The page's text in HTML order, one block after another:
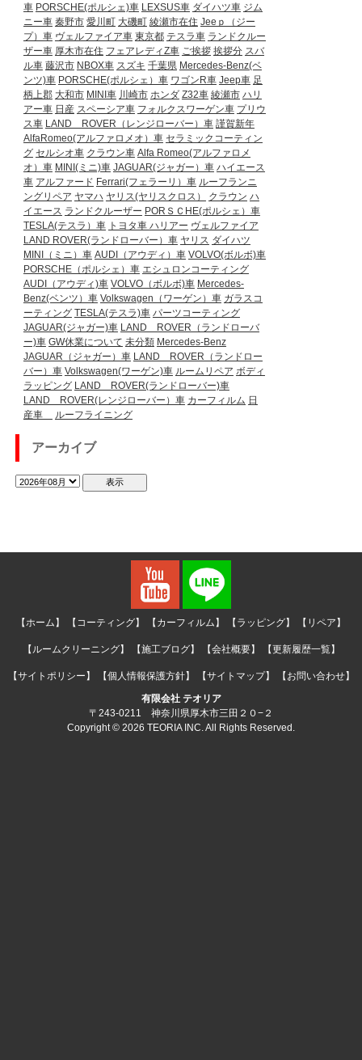
車 PORSCHE(ポルシェ)車 LEXSUS車 ダイハツ車 ジム
ニー車 秦野市 愛川町 大磯町 綾瀬市在住 Jeeｐ（ジー
プ）車 ヴェルファイア車 東京都 テスラ車 ランドクルー
ザー車 厚木市在住 フェアレディZ車 ご挨拶 挨拶分 スバ
ル車 藤沢市 NBOX車 スズキ 千葉県 Mercedes-Benz(ベ
ンツ)車 PORSCHE(ポルシェ）車 ワゴンR車 Jeep車 足
柄上郡 大和市 MINI車 川崎市 ホンダ Z32車 綾瀬市 ハリ
アー車 日産 スペーシア車 フォルクスワーゲン車 プリウ
ス車 LAND ROVER（レンジローバー）車 謹賀新年
AlfaRomeo(アルファロメオ）車 セラミックコーティン
グ セルシオ車 クラウン車 Alfa Romeo(アルファロメ
オ）車 MINI(ミニ)車 JAGUAR(ジャガー）車 ハイエース
車 アルファード Ferrari(フェラーリ）車 ルーフランニ
ングリペア ヤマハ ヤリス(ヤリスクロス） クラウン ハ
イエース ランドクルーザー PORＳＣHE(ポルシェ）車
TESLA(テスラ）車 トヨタ車 ハリアー ヴェルファイア
LAND ROVER(ランドローバー）車 ヤリス ダイハツ
MINI（ミニ）車 AUDI（アウディ）車 VOLVO(ボルボ)車
PORSCHE（ポルシェ）車 エシュロンコーティング
AUDI（アウディ)車 VOLVO（ボルボ)車 Mercedes-
Benz(ベンツ）車 Volkswagen（ワーゲン）車 ガラスコ
ーティング TESLA(テスラ)車 パーツコーティング
JAGUAR(ジャガー)車 LAND ROVER（ランドローバ
ー)車 GW休業について 未分類 Mercedes-Benz
JAGUAR（ジャガー）車 LAND ROVER（ランドロー
バー）車 Volkswagen(ワーゲン)車 ルームリペア ボディ
ラッピング LAND ROVER(ランドローバー)車
LAND ROVER(レンジローバー）車 カーフィルム 日
産車
ルーフライニング
アーカイブ
【ホーム】 【コーティング】 【カーフィルム】 【ラッピング】 【リペア】
【ルームクリーニング】 【施工ブログ】 【会社概要】 【更新履歴一覧】
【サイトポリシー】 【個人情報保護方針】 【サイトマップ】
【お問い合わせ】
有限会社 テオリア
〒243-0211 神奈川県厚木市三田２０−２
Copyright © 2026 TEORIA INC. All Rights Reserved.